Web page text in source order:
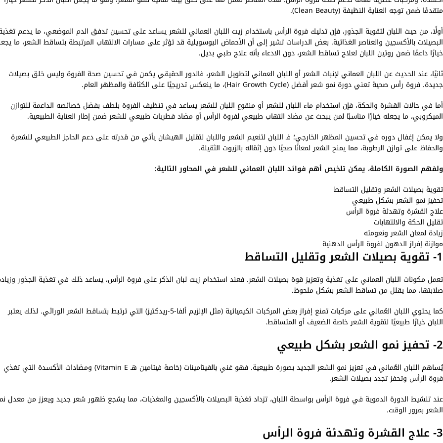
متقدمًا ضمن توجه العناية النظيفة (Clean Beauty).
أولًا، من حيث اللبان لتقوية الجذور، فإن تدليك فروة الرأس باستخدام زيت اللبان العماني للشعر يساعد على تحسين تدفق الدم الموضعي، ما يدعم
البصيلات بالأكسجين والعناصر الغذائية. بعض الدراسات تشير إلى أن الأحماض البوسويلية قد تؤثر على مسارات الالتهاب المرتبطة بتساقط الشعر، ما
خيارًا داعمًا ضمن روتين اللبان لعلاج تساقط الشعر، دون الادعاء بأنه علاج طبي بديل.
ثانيًا، عند الحديث عن اللبان العماني لإنبات الشعر أو اللبان العماني لتطويل الشعر، فالدور الحقيقي يكمن في تحسين صحة الفروة وليس خلق بصيلات
جديدة. فروة رأس صحية تعني دورة نمو شعر أفضل (Hair Growth Cycle)، ما ينعكس تدريجيًا على الكثافة والمظهر العام.
أما في حالات القشرة والحكة، فإن استخدام ماء اللبان للشعر أو منقوع اللبان للشعر يساعد في تنظيف الفروة بلطف بفضل خصائصه الداعمة للتوازن
الميكروبي، ما يجعله خيارًا مناسبًا لمن يبحث عن مضاد التهاب طبيعي لفروة الرأس أو مضاد فطريات طبيعي للشعر ضمن إطار العناية الطبيعية.
ولا يمكن إغفال دوره في تحسين المظهر الخارجي؛ فـ اللبان لتنعيم الشعر واللبان لتقليل الهيشان يأتي من قدرته على دعم الحاجز الطبيعي للشعرة
والحفاظ على توازن الرطوبة، مما يمنح الشعر لمعانًا صحيًا دون إثقاله بالزيوت الثقيلة.
ولفهم الصورة الكاملة، يمكن تلخيص أهم فوائد اللبان العماني للشعر في المحاور التالية:
تقوية بصيلات الشعر وتقليل التساقط
تحفيز نمو الشعر بشكل طبيعي
علاج القشرة وتهدئة فروة الرأس
تقليل الحكة والالتهابات
زيادة لمعان الشعر ونعومته
موازنة إفراز الدهون لفروة الرأس الدهنية
1- تقوية بصيلات الشعر وتقليل التساقط
تعمل مكونات اللبان العماني على تغذية وتعزيز قوة بصيلات الشعر. فعند استخدام زيت لبان الذكر على فروة الرأس، يساعد ذلك في تغذية الجذور
صلابتها، مما يقلل من تساقط الشعر بشكل ملحوظ.
كما يحتوي اللبان العُماني على مركبات تمنع إفراز بعض المركبات الكيميائية (مثل الإنزيم ألفا-5-ريدكتيز) التي ترتبط بتساقط الشعر الوراثي. لذلك يعتبر
اللبان خيارًا طبيعيًا لتقوية الشعر خاصة الضعيف أو المتساقط.
2- تحفيز نمو الشعر بشكل طبيعي
يُساهم اللبان العُماني في تعزيز نمو الشعر الجديد بصورة طبيعية. فهو غني بالفيتامينات (خاصة فيتامين هـ Vitamin E) ومضادات الأكسدة التي تغذي
فروة الرأس وتحفز تجدد بصيلات الشعر.
عند تنشيط الدورة الدموية في فروة الرأس بواسطة اللبان، تزداد تغذية البصيلات بالأكسجين والمغذيات، مما يشجع ظهور شعر جديد ويعزز من معدل
الشعر بمرور الوقت.
3- علاج القشرة وتهدئة فروة الرأس